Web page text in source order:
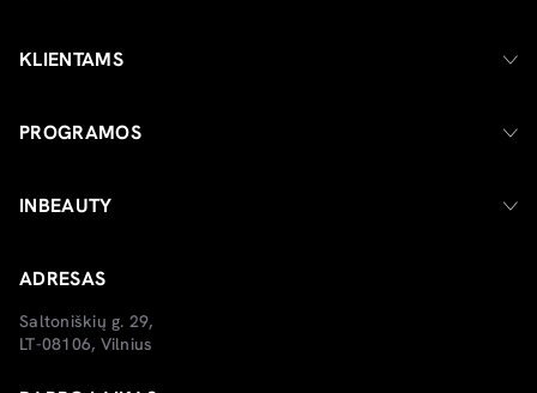
KLIENTAMS
PROGRAMOS
INBEAUTY
ADRESAS
Saltoniškių g. 29,
LT-08106, Vilnius